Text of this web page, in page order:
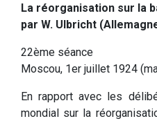
La réorganisation sur la
par W. Ulbricht
22ème séance
Moscou, 1er juillet 1924
En rapport avec les
mondial sur la